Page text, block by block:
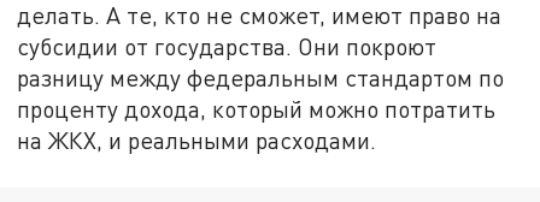
делать. А те, кто не сможет, имеют право на
субсидии от государства. Они покроют
разницу между федеральным стандартом по
проценту дохода, который можно потратить
на ЖКХ, и реальными расходами.